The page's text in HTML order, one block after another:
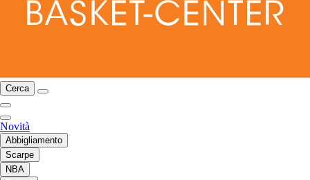
Cerca
Novità
Abbigliamento
Scarpe
NBA